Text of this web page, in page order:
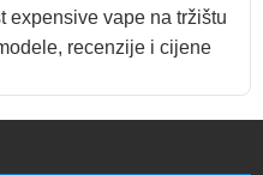
expensive vape na tržištu
recenzije i cijene